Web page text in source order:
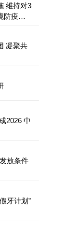
维持对3
防疫措
凝聚共
牙计划”